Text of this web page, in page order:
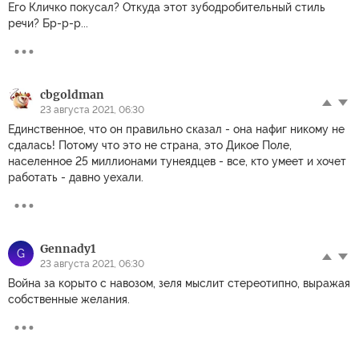
Его Кличко покусал? Откуда этот зубодробительный стиль
речи? Бр-р-р...
cbgoldman
23 августа 2021, 06:30
Единственное, что он правильно сказал - она нафиг никому не
сдалась! Потому что это не страна, это Дикое Поле,
населенное 25 миллионами тунеядцев - все, кто умеет и хочет
работать - давно уехали.
G Gennady1
23 августа 2021, 06:30
Война за корыто с навозом, зеля мыслит стереотипно, выражая
собственные желания.